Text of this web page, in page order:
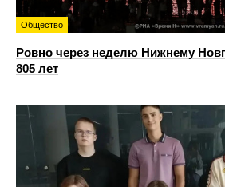
Общество
Ровно через неделю Нижнему
805 лет